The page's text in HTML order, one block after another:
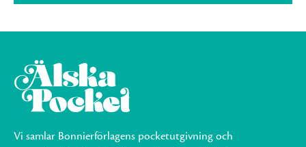
Vi samlar Bonnierförlagens pocketutgivning och